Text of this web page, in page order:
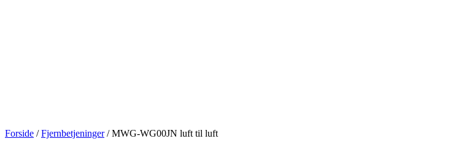
Forside /Fjernbetjeninger/ MWG-WG00JN luft til luft